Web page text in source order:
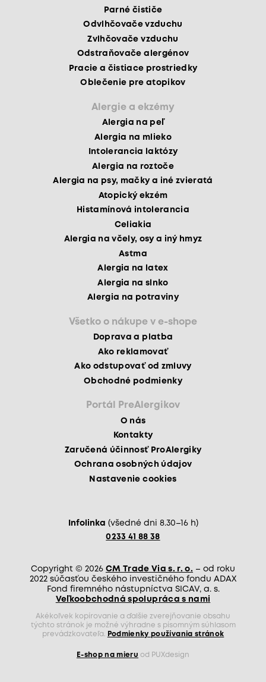
Parné čističe
Odvlhčovače vzduchu
Zvlhčovače vzduchu
Odstraňovače alergénov
Pracie a čistiace prostriedky
Oblečenie pre atopikov
Alergie a ekzémy
Alergia na peľ
Alergia na mlieko
Intolerancia laktózy
Alergia na roztoče
Alergia na psy, mačky a iné zvieratá
Atopický ekzém
Histamínová intolerancia
Celiakia
Alergia na včely, osy a iný hmyz
Astma
Alergia na latex
Alergia na slnko
Alergia na potraviny
Všetko o nákupe v e-shope
Doprava a platba
Ako reklamovať
Ako odstupovať od zmluvy
Obchodné podmienky
Portál PreAlergikov
O nás
Kontakty
Zaručená účinnosť ProAlergiky
Ochrana osobných údajov
Nastavenie cookies
Infolinka (všedné dni 8.30–16 h)
0233 41 88 38
Copyright © 2026 CM Trade Via s. r. o. – od roku
2022 súčasťou českého investičného fondu ADAX
Fond firemného nástupníctva SICAV, a. s.
Veľkoobchodná spolupráca s nami
Akékoľvek kopírovanie a ďalšie zverejňovanie obsahu
týchto stránok je možné výhradne s písomným súhlasom
prevádzkovateľa.
Podmienky používania stránok
E-shop na mieru od PUXdesign